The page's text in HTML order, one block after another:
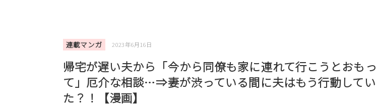
連載マンガ 2023年6月16日
帰宅が遅い夫から「今から同僚も家に連れて行こうとおもっ
て」厄介な相談…⇒妻が渋っている間に夫はもう行動してい
た？！【漫画】